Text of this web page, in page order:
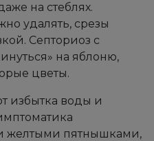
на стеблях.
удалять, срезы
Септориоз с
на яблоню,
цветы.
избытка воды и
желтыми пятнышками,